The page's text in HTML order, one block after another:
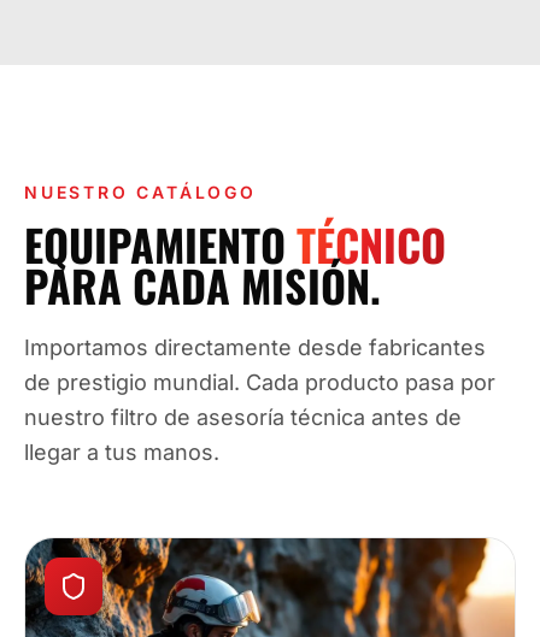
NUESTRO CATÁLOGO
EQUIPAMIENTOTÉCNICO
PARA CADA MISIÓN.
Importamos directamente desde fabricantes
de prestigio mundial. Cada producto pasa por
nuestro filtro de asesoría técnica antes de
llegar a tus manos.